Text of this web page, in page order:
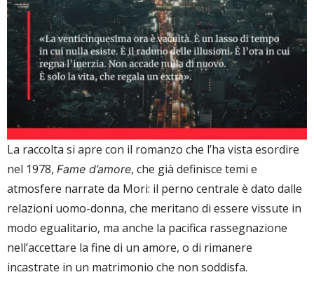
La raccolta si apre con il romanzo che l’ha vista esordire
nel 1978, Fame d’amore, che già definisce temi e
atmosfere narrate da Mori: il perno centrale è dato dalle
relazioni uomo-donna, che meritano di essere vissute in
modo egualitario, ma anche la pacifica rassegnazione
nell’accettare la fine di un amore, o di rimanere
incastrate in un matrimonio che non soddisfa.